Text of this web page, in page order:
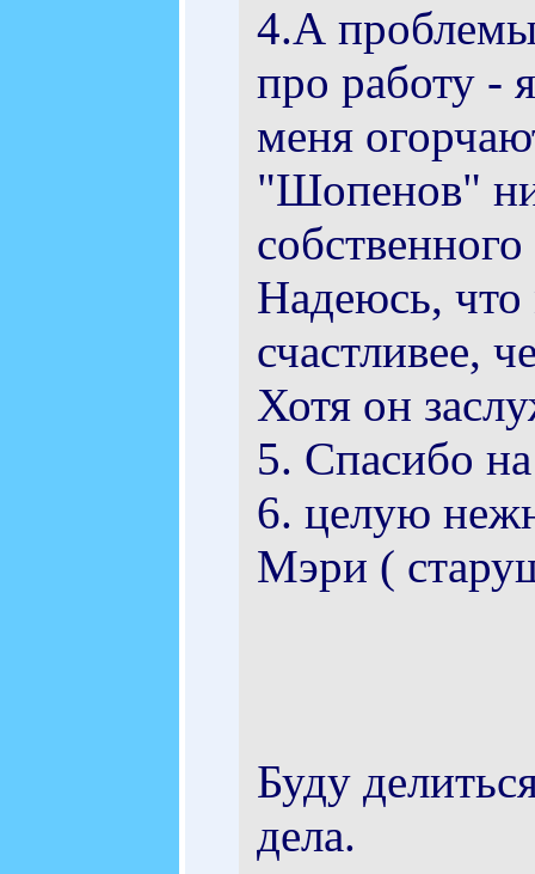
4.А
про работу -
меня
"Шопенов"
Надеюсь,
счастливее,
Хотя он
5. Спасибо
6. целую
Мэри (
Буду
дела.